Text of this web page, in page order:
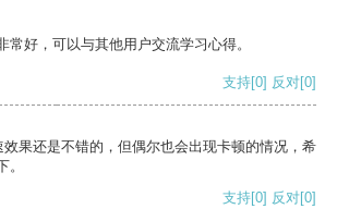
常好，可以与其他用户交流学习心得。
支持[0] 反对[0]
果还是不错的，但偶尔也会出现卡顿的情况，希
支持[0] 反对[0]